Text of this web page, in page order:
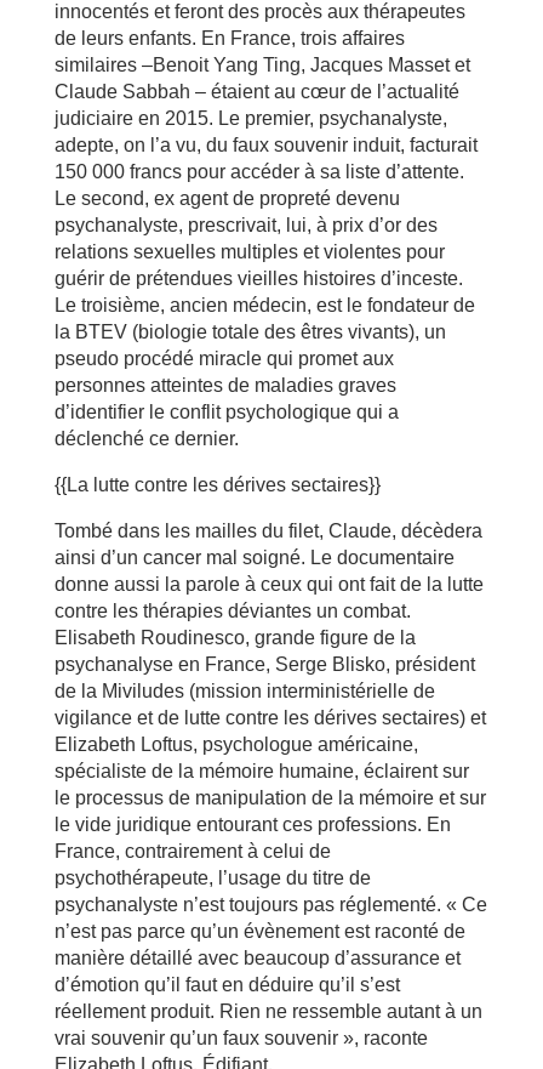
innocentés et feront des procès aux thérapeutes
de leurs enfants. En France, trois affaires
similaires –Benoit Yang Ting, Jacques Masset et
Claude Sabbah – étaient au cœur de l’actualité
judiciaire en 2015. Le premier, psychanalyste,
adepte, on l’a vu, du faux souvenir induit, facturait
150 000 francs pour accéder à sa liste d’attente.
Le second, ex agent de propreté devenu
psychanalyste, prescrivait, lui, à prix d’or des
relations sexuelles multiples et violentes pour
guérir de prétendues vieilles histoires d’inceste.
Le troisième, ancien médecin, est le fondateur de
la BTEV (biologie totale des êtres vivants), un
pseudo procédé miracle qui promet aux
personnes atteintes de maladies graves
d’identifier le conflit psychologique qui a
déclenché ce dernier.
{{La lutte contre les dérives sectaires}}
Tombé dans les mailles du filet, Claude, décèdera
ainsi d’un cancer mal soigné. Le documentaire
donne aussi la parole à ceux qui ont fait de la lutte
contre les thérapies déviantes un combat.
Elisabeth Roudinesco, grande figure de la
psychanalyse en France, Serge Blisko, président
de la Miviludes (mission interministérielle de
vigilance et de lutte contre les dérives sectaires) et
Elizabeth Loftus, psychologue américaine,
spécialiste de la mémoire humaine, éclairent sur
le processus de manipulation de la mémoire et sur
le vide juridique entourant ces professions. En
France, contrairement à celui de
psychothérapeute, l’usage du titre de
psychanalyste n’est toujours pas réglementé. « Ce
n’est pas parce qu’un évènement est raconté de
manière détaillé avec beaucoup d’assurance et
d’émotion qu’il faut en déduire qu’il s’est
réellement produit. Rien ne ressemble autant à un
vrai souvenir qu’un faux souvenir », raconte
Elizabeth Loftus. Édifiant.